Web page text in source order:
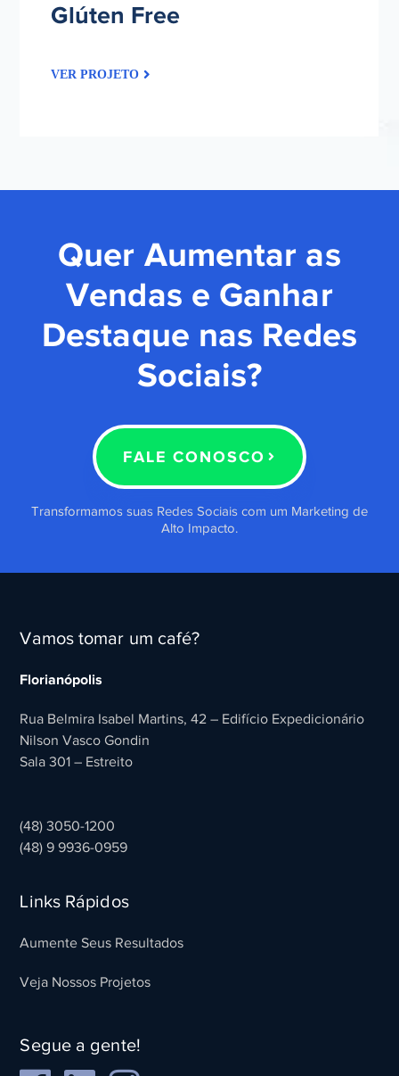
Glúten Free
Quer Aumentar as
Vendas e Ganhar
Destaque nas Redes
Sociais?
FALE CONOSCO
Transformamos suas Redes Sociais com um Marketing de
Alto Impacto.
Vamos tomar um café?
Florianópolis
Rua Belmira Isabel Martins, 42 – Edifício Expedicionário
Nilson Vasco Gondin
Sala 301 – Estreito
(48) 3050-1200
(48) 9 9936-0959
Links Rápidos
Aumente Seus Resultados
Veja Nossos Projetos
Segue a gente!